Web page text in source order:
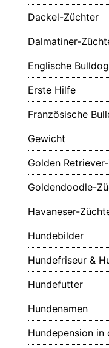
Dackel-Züchter
Dalmatiner-
Englische
Erste Hilfe
Französische
Gewicht
Golden
Goldendoodle-
Havaneser-
Hundebilder
Hundefriseur &
Hundefutter
Hundenamen
Hundepension in